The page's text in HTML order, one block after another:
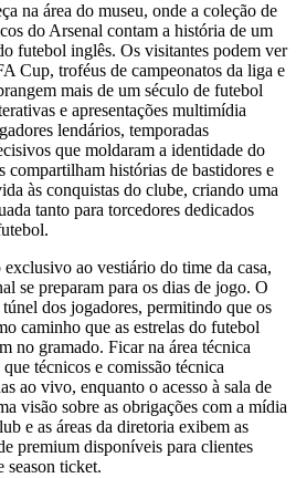
na área do museu, onde a coleção de
do Arsenal contam a história de um
futebol inglês. Os visitantes podem ver
Cup, troféus de campeonatos da liga e
mais de um século de futebol
e apresentações multimídia
lendários, temporadas
que moldaram a identidade do
histórias de bastidores e
às conquistas do clube, criando uma
tanto para torcedores dedicados
exclusivo ao vestiário do time da casa,
se preparam para os dias de jogo. O
dos jogadores, permitindo que os
caminho que as estrelas do futebol
no gramado. Ficar na área técnica
técnicos e comissão técnica
ao vivo, enquanto o acesso à sala de
visão sobre as obrigações com a mídia
e as áreas da diretoria exibem as
premium disponíveis para clientes
season ticket.